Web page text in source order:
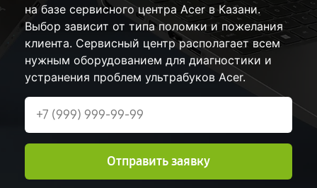
на базе сервисного центра Acer в Казани.
Выбор зависит от типа поломки и пожелания
клиента. Сервисный центр располагает всем
нужным оборудованием для диагностики и
устранения проблем ультрабуков Acer.
Отправить заявку